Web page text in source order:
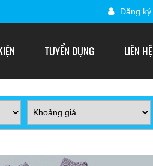
Đăng ký
TUYỂN DỤNG LIÊN HỆ